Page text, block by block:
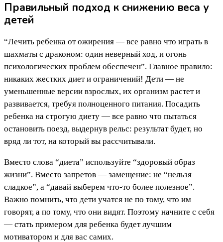
Правильный подход к снижению веса у
детей
“Лечить ребенка от ожирения — все равно что играть в
шахматы с драконом: один неверный ход, и огонь
психологических проблем обеспечен”. Главное правило:
никаких жестких диет и ограничений! Дети — не
уменьшенные версии взрослых, их организм растет и
развивается, требуя полноценного питания. Посадить
ребенка на строгую диету — все равно что пытаться
остановить поезд, выдернув рельс: результат будет, но
вряд ли тот, на который вы рассчитывали.
Вместо слова “диета” используйте “здоровый образ
жизни”. Вместо запретов — замещение: не “нельзя
сладкое”, а “давай выберем что-то более полезное”.
Важно помнить, что дети учатся не по тому, что им
говорят, а по тому, что они видят. Поэтому начните с себя
— стать примером для ребенка будет лучшим
мотиватором и для вас самих.